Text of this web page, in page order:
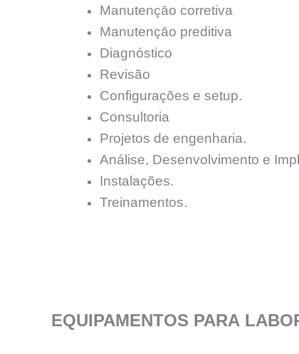
Manutençāo corretiva
Manutençāo preditiva
Diagnóstico
Revisão
Configurações e setup.
Consultoria
Projetos de engenharia.
Análise, Desenvolvimento e
Instalações.
Treinamentos.
EQUIPAMENTOS PARA